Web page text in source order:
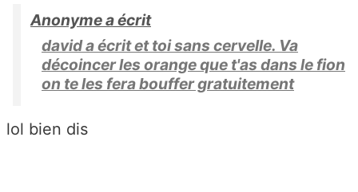
Anonyme a écrit
david a écrit et toi sans cervelle. Va
décoincer les orange que t'as dans le fion
on te les fera bouffer gratuitement
lol bien dis